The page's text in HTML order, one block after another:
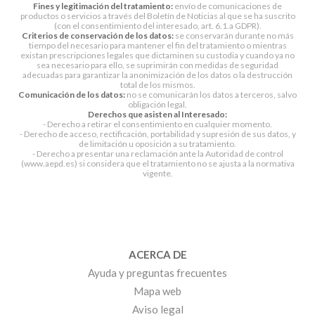
Fines y legitimación del tratamiento: envío de comunicaciones de
productos o servicios a través del Boletín de Noticias al que se ha suscrito
(con el consentimiento del interesado, art. 6.1.a GDPR).
Criterios de conservación de los datos:se conservarán durante no más
tiempo del necesario para mantener el fin del tratamiento o mientras
existan prescripciones legales que dictaminen su custodia y cuando ya no
sea necesario para ello, se suprimirán con medidas de seguridad
adecuadas para garantizar la anonimización de los datos o la destrucción
total de los mismos.
Comunicación de los datos: no se comunicarán los datos a terceros, salvo
obligación legal.
Derechos que asisten al Interesado:
- Derecho a retirar el consentimiento en cualquier momento.
- Derecho de acceso, rectificación, portabilidad y supresión de sus datos, y
de limitación u oposición a su tratamiento.
- Derecho a presentar una reclamación ante la Autoridad de control
(www.aepd.es) si considera que el tratamiento no se ajusta a la normativa
vigente.
ACERCA DE
Ayuda y preguntas frecuentes
Mapa web
Aviso legal